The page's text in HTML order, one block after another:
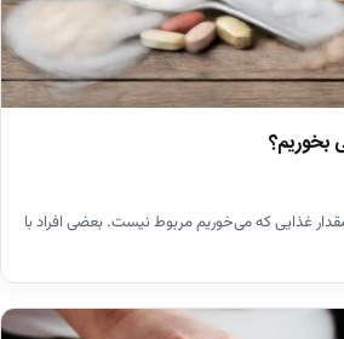
غذایی که می‌خوریم مربوط نیست. بعضی افراد با